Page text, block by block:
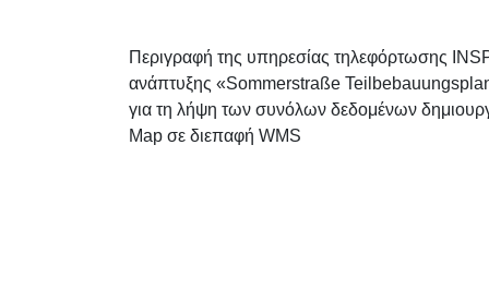
Περιγραφή της υπηρεσίας τηλεφόρτωσης
ανάπτυξης «Sommerstraße
για τη λήψη των συνόλων δεδομένων
Map σε διεπαφή WMS